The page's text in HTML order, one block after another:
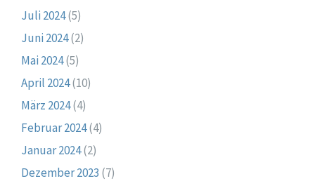
Juli 2024(5)
Juni 2024(2)
Mai 2024(5)
April 2024(10)
März 2024(4)
Februar 2024(4)
Januar 2024(2)
Dezember 2023 (7)